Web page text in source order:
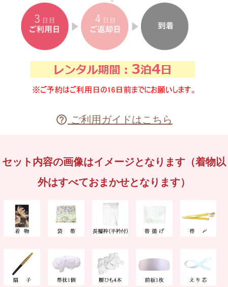
 ご利用ガイドはこちら
セット内容の画像はイメージとなります（着物以
外はすべておまかせとなります）